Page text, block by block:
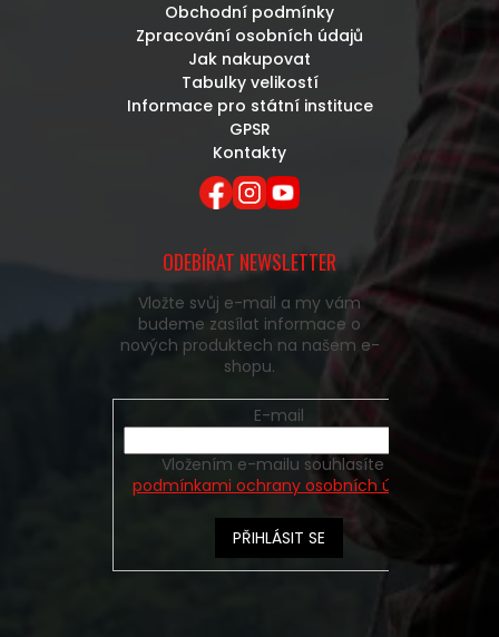
Obchodní podmínky
Zpracování osobních údajů
Jak nakupovat
Tabulky velikostí
Informace pro státní instituce
GPSR
Kontakty
ODEBÍRAT NEWSLETTER
Vložte svůj e-mail a my vám
budeme zasílat informace o
nových produktech na našem e-
shopu.
E-mail
podmínkami ochrany osobních údajů
PŘIHLÁSIT SE